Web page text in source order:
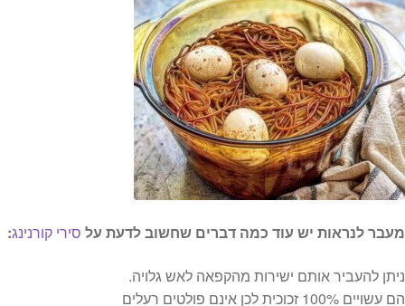
מעבר לנראות יש עוד כמה דברים שחשוב לדעת על סירי קורנינג:
ניתן להעביר אותם ישירות מהקפאה לאש גלויה.
הם עשויים 100% זכוכית לכן אינם פולטים רעלים